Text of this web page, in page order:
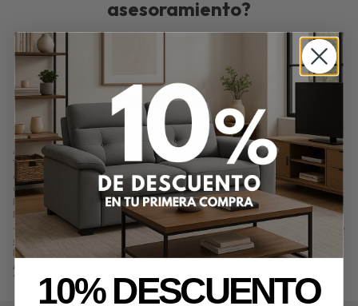
Aparador Roma Plus – 160x42 cm en Cerezo. Aparador Roma Plus de
160x42 cm en cerezo. Elegante, robusto y con gran capacidad. Ideal para
comedores clásicos con gusto por lo tradicional.
Comprar
Aparador Roma Plus – 160x42 cm en Cerezo por876,00€.
Producto en stock.
Precio, información, características e imágenes deAparador Roma Plus
– 160x42 cm en Cerezo referencia P678, pertenece a las categorías
Todo
el mobiliario(177) y Aparadores(9).
Encuentra productos relacionados y de similares características a
Aparador Roma Plus – 160x42 cm en Cerezo
"Aparadores".
asesoramiento?
Ponte en contacto con nosotros y resolveremos
ENVIAR EMAIL
10% DESCUENTO